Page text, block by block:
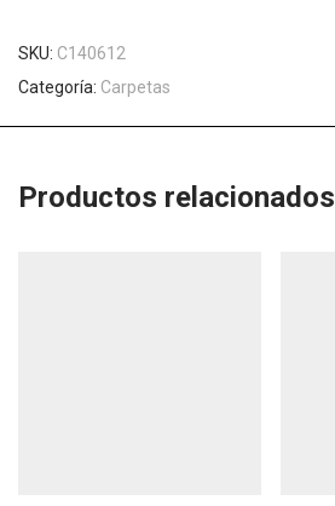
SKU: C140612
Categoría: Carpetas
Productos relacionados